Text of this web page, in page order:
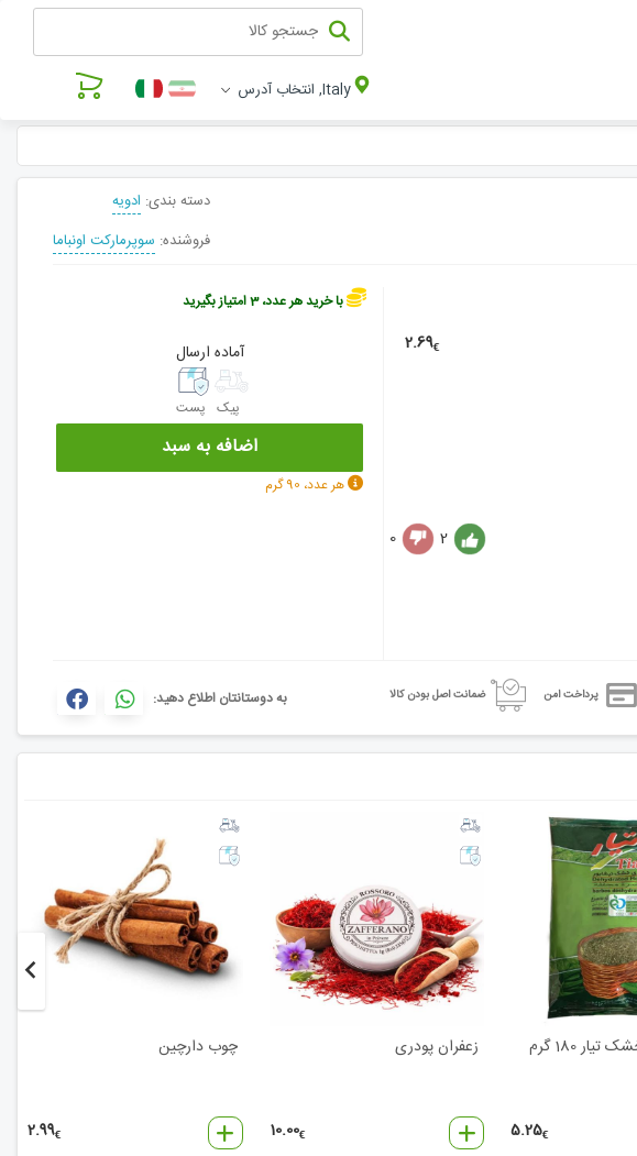
Italy, انتخاب آدرس
دسته بندی: ادویه
فروشنده: سوپرمارکت اونباما
2.69€
2
0
با خرید هر عدد، 3 امتیاز بگیرید
آماده ارسال
پیک پست
اضافه به سبد
هر عدد، 90 گرم
پرداخت امن ضمانت اصل بودن کالا به دوستانتان اطلاع دهید:
180 گرم
5.25€
زعفران پودری
10.00€
چوب دارچین
2.99€